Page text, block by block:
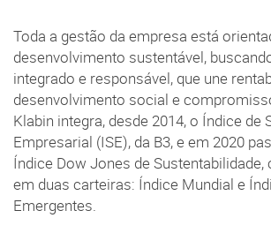
Toda a gestão da empresa está
desenvolvimento sustentável,
integrado e responsável, que une
desenvolvimento social e
Klabin integra, desde 2014, o Índice de
Empresarial (ISE), da B3, e em 2020
Índice Dow Jones de
em duas carteiras: Índice Mundial e
Emergentes.